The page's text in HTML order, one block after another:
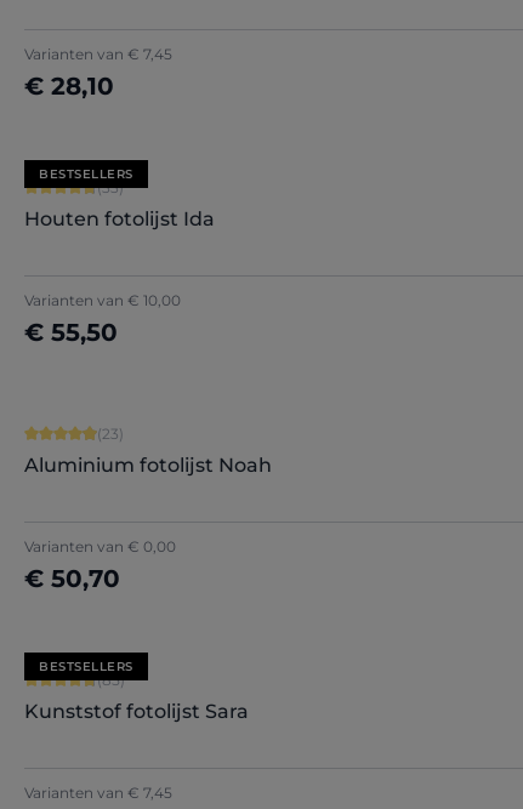
Varianten van € 7,45
€ 28,10
Nu configureren
BESTSELLERS
Gemiddelde waardering van 4.79 van 5 sterren
(33)
Houten fotolijst Ida
Varianten van € 10,00
€ 55,50
Nu configureren
Gemiddelde waardering van 4.91 van 5 sterren
(23)
Aluminium fotolijst Noah
Varianten van € 0,00
€ 50,70
Nu configureren
BESTSELLERS
Gemiddelde waardering van 4.71 van 5 sterren
(85)
Kunststof fotolijst Sara
Varianten van € 7,45